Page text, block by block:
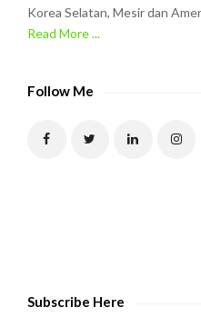
Korea Selatan, Mesir dan
Read More ...
Follow Me
Subscribe Here